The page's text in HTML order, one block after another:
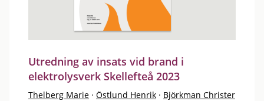
Utredning av insats vid brand i
elektrolysverk Skellefteå 2023
Thelberg Marie · Östlund Henrik · Björkman Christer